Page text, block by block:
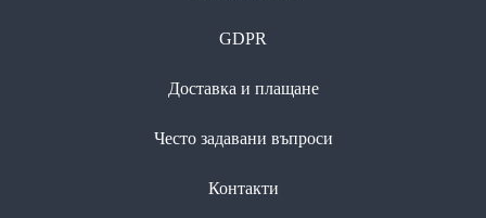
GDPR
Доставка и плащане
Често задавани въпроси
Контакти